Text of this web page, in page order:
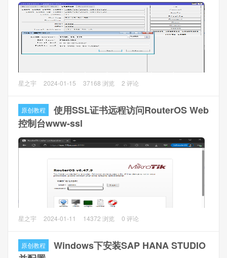
本文以阿里云的DoH为例：https://dns.alidns.com/dns-query
（https://223.6.6.6/dns-query）
1、下载证书
因为要启用Verify DoH Certificate功能，所以需要证书。下载
证书使用Firefox比较简单，其他的浏览器需要到指定网站去
MikroTik RouterOS V7.10 Stable加入了新功能endpoint-
FullCone功能了。
ROS配置
1、基本的上网配置，pppoe设置，masquerade上网设置等
2、firewall做nat1设置,IP --> Firewall --> NAT，添加2条记录
星之宇 2024-01-15 37168 浏览 2 评论
原创教程
使用SSL证书远程访问RouterOS Web
控制台www-ssl
RouterOS配置好之后，默认是可以通过http://ip网页web访问
https进行远程配置，毕竟Winbox配置需要通过客户端来进
行。
星之宇 2024-01-11 14372 浏览 0 评论
原创教程
Windows下安装SAP HANA STUDIO